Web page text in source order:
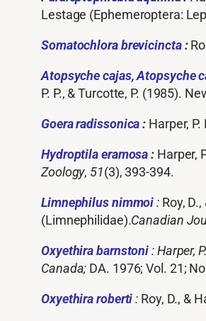
Lestage (Ephemeroptera:
Somatochlorabrevicincta:
Atopsychecajas, Atopsyche
P. P., & Turcotte, P. (1985).
Goeraradissonica: Harper,
Hydroptilaeramosa: Harper,
Zoology, 51(3), 393-394.
Limnephilusnimmoi: Roy,
(Limnephilidae).Canadian
Oxyethirabarnstoni: Harper,
Canada; DA. 1976; Vol. 21;
Oxyethiraroberti: Roy, D., &